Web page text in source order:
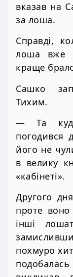
вказав на
за лоша.
Справді,
лоша вже
краще
Сашко
Тихим.
— Та
погодився
його не
в велику
«кабінеті».
Другого
проте воно
інші
похмуро